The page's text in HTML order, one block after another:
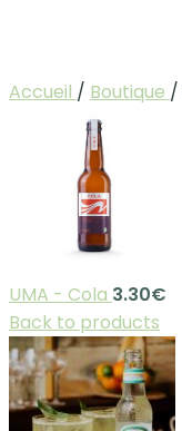
Accueil / Boutique /
UMA - Cola 3.30€
Back to products